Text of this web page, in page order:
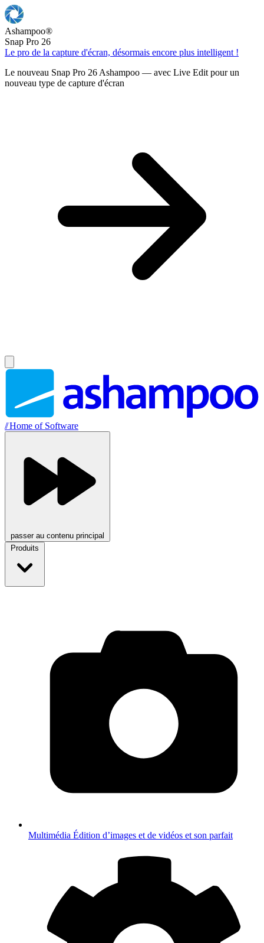
Ashampoo®
Snap Pro 26
Le pro de la capture d'écran, désormais encore plus intelligent !
Le nouveau Snap Pro 26 Ashampoo — avec Live Edit pour un
nouveau type de capture d'écran
//Home of Software
passer au contenu principal
Produits
Multimédia Édition d’images et de vidéos et son parfait